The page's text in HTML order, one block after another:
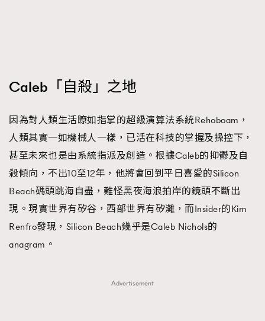
Caleb「自殺」之地
因為對人類生活瞭如指掌的超級演算法系統Rehoboam，
人類其實一如機械人一樣，已活在科技的掌握及操控下，
甚至未來也是由系統指派及創造。根據Caleb的抑鬱及自
殺傾向，不出10至12年，他將會回到平日喜愛的Silicon
Beach碼頭跳海自盡，難怪黑夜海浪拍岸的鏡頭不斷出
現。現實世界有矽谷，西部世界有矽灘，而Insider的Kim
Renfro發現，Silicon Beach幾乎是Caleb Nichols的
anagram。
Advertisement